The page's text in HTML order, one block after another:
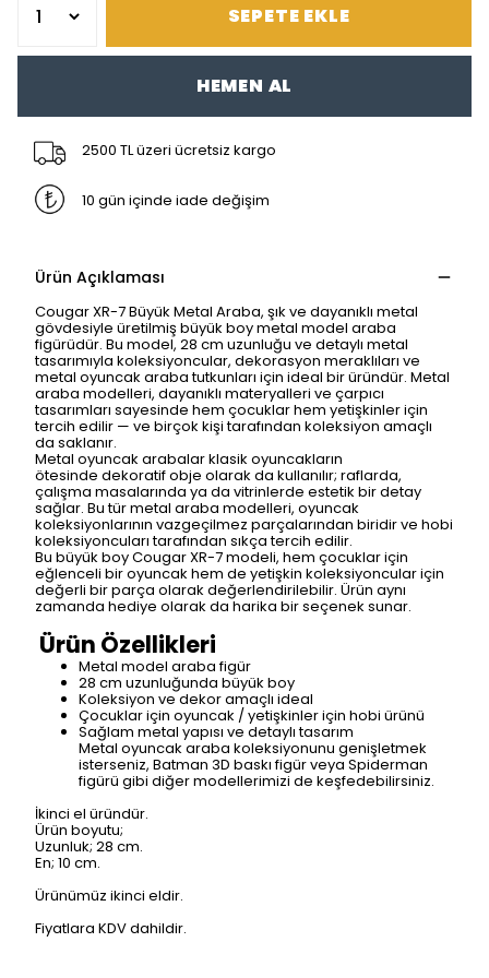
SEPETE EKLE
HEMEN AL
2500 TL üzeri ücretsiz kargo
10 gün içinde iade değişim
Ürün Açıklaması
Cougar XR-7 Büyük Metal Araba, şık ve dayanıklı metal
gövdesiyle üretilmiş büyük boymetal model araba
figürüdür. Bu model, 28 cm uzunluğu ve detaylı metal
tasarımıyla koleksiyoncular, dekorasyon meraklıları ve
metal oyuncak araba tutkunları için ideal bir üründür. Metal
araba modelleri, dayanıklı materyalleri ve çarpıcı
tasarımları sayesinde hem çocuklar hem yetişkinler için
tercih edilir — ve birçok kişi tarafından koleksiyon amaçlı
da saklanır.
Metal oyuncak arabalar klasik oyuncakların
ötesinde dekoratif obje olarak da kullanılır; raflarda,
çalışma masalarında ya da vitrinlerde estetik bir detay
sağlar. Bu tür metal araba modelleri, oyuncak
koleksiyonlarının vazgeçilmez parçalarından biridir ve hobi
koleksiyoncuları tarafından sıkça tercih edilir.
Bu büyük boy Cougar XR-7 modeli, hem çocuklar için
eğlenceli bir oyuncak hem de yetişkin koleksiyoncular için
değerli bir parça olarak değerlendirilebilir. Ürün aynı
zamanda hediye olarak da harika bir seçenek sunar.
Ürün Özellikleri
Metal model araba figür
28 cm uzunluğunda büyük boy
Koleksiyon ve dekor amaçlı ideal
Çocuklar için oyuncak / yetişkinler için hobi ürünü
Sağlam metal yapısı ve detaylı tasarım
Metal oyuncak araba koleksiyonunu genişletmek
isterseniz, Batman 3D baskı figür veya Spiderman
figürü gibi diğer modellerimizi de keşfedebilirsiniz.
İkinci el üründür.
Ürün boyutu;
Uzunluk; 28 cm.
En; 10 cm.
Ürünümüz ikinci eldir.
Fiyatlara KDV dahildir.